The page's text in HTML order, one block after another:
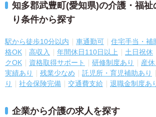
知多郡武豊町(愛知県)の介護・福
り条件から探す
駅から徒歩10分以内 車通勤可 住宅手当・補
格OK
高収入 年間休日110日以上 土日祝休
クOK
資格取得サポート 研修制度あり
産
実績あり
残業少なめ 託児所・育児補助あり
り
社会保険完備 交通費支給 退職金制度あ
企業から介護の求人を探す